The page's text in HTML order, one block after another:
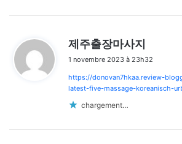
제주출장마사지
t
:
1 novembre 2023 à 23h32
https://donovan7hkaa.review-
latest-five-massage-koreanisch-
chargement…